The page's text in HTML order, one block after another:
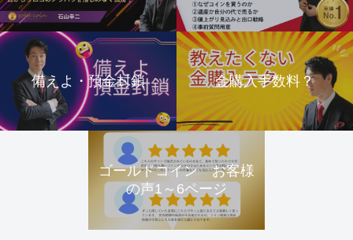
備えよ・預金封鎖 金購入手数料？
ゴールドコイン お客様
の声1～6ページ